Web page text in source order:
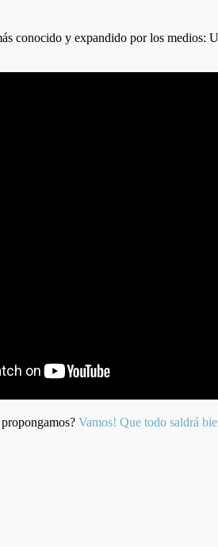
conocido y expandido por los medios:
Vamos! Que todo saldrá